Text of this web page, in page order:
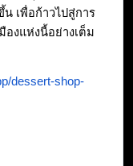
เพื่อก้าวไปสู่การ
องแห่งนี้อย่างเต็ม
dessert-shop-